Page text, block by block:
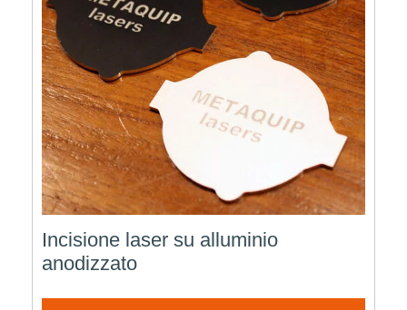
Incisione laser su alluminio
anodizzato